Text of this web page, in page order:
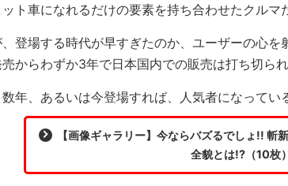
ト車になれるだけの要素を持ち合わせたクルマ
登場する時代が早すぎたのか、ユーザーの心を
売からわずか3年で日本国内での販売は打ち切られ
年、あるいは今登場すれば、人気者になってい
【画像ギャラリー】今ならバズるでしょ!! 斬
全貌とは!?（10枚）